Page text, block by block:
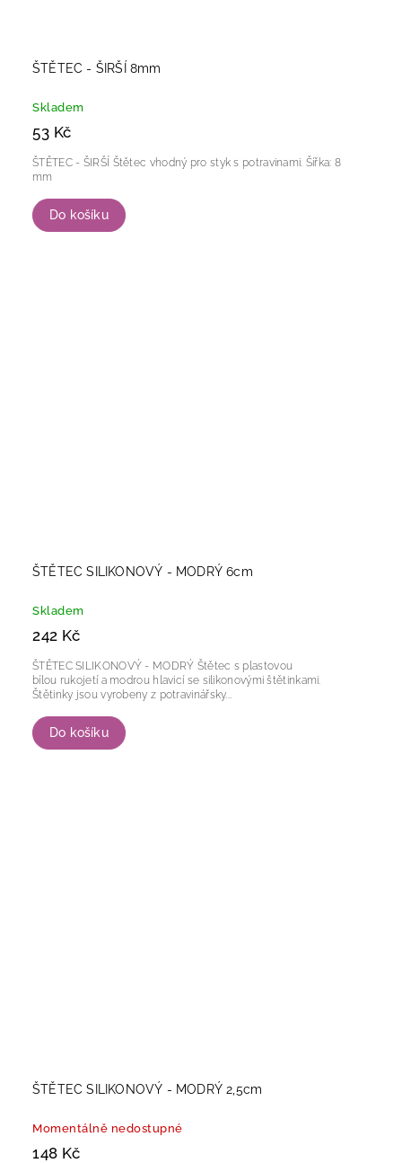
ŠTĚTEC - ŠIRŠÍ 8mm
Skladem
53 Kč
Do košíku
ŠTĚTEC - ŠIRŠÍ Štětec vhodný pro styk s potravinami. Šířka: 8
ŠTĚTEC SILIKONOVÝ - MODRÝ 6cm
Skladem
242 Kč
Do košíku
ŠTĚTEC SILIKONOVÝ - MODRÝ Štětec s plastovou
bílou rukojetí a modrou hlavicí se silikonovými štětinkami.
Štětinky jsou vyrobeny z potravinářsky...
ŠTĚTEC SILIKONOVÝ - MODRÝ 2,5cm
Momentálně nedostupné
148 Kč